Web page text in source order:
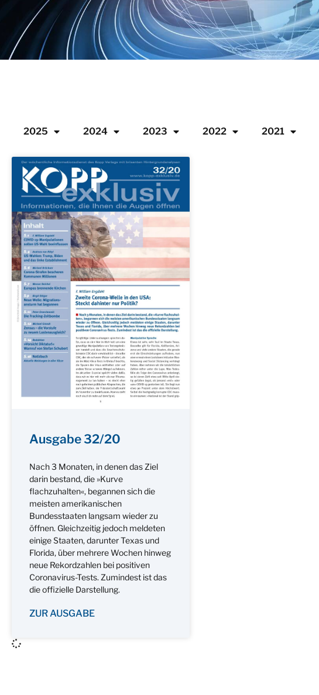
2025 2024 2023 2022 2021
Ausgabe 32/20
Nach 3 Monaten, in denen das Ziel
darin bestand, die »Kurve
flachzuhalten«, begannen sich die
meisten amerikanischen
Bundesstaaten langsam wieder zu
öffnen. Gleichzeitig jedoch meldeten
einige Staaten, darunter Texas und
Florida, über mehrere Wochen hinweg
neue Rekordzahlen bei positiven
Coronavirus-Tests. Zumindest ist das
die offizielle Darstellung.
ZUR AUSGABE